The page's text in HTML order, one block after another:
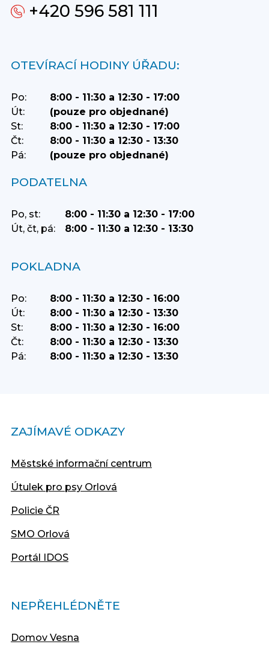
+420 596 581 111
OTEVÍRACÍ HODINY ÚŘADU:
Po:
8:00 - 11:30 a 12:30 - 17:00
Út:
(pouze pro objednané)
St:
8:00 - 11:30 a 12:30 - 17:00
Čt:
8:00 - 11:30 a 12:30 - 13:30
Pá:
(pouze pro objednané)
PODATELNA
Po, st:
8:00 - 11:30 a 12:30 - 17:00
Út, čt, pá:
8:00 - 11:30 a 12:30 - 13:30
POKLADNA
Po:
8:00 - 11:30 a 12:30 - 16:00
Út:
8:00 - 11:30 a 12:30 - 13:30
St:
8:00 - 11:30 a 12:30 - 16:00
Čt:
8:00 - 11:30 a 12:30 - 13:30
Pá:
8:00 - 11:30 a 12:30 - 13:30
ZAJÍMAVÉ ODKAZY
Městské informační centrum
Útulek pro psy Orlová
Policie ČR
SMO Orlová
Portál IDOS
NEPŘEHLÉDNĚTE
Domov Vesna